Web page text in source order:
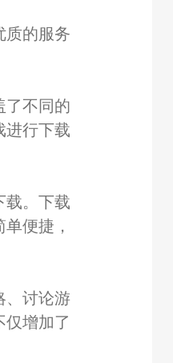
质的服务
了不同的
进行下载
载。下载
便捷，
、讨论游
仅增加了